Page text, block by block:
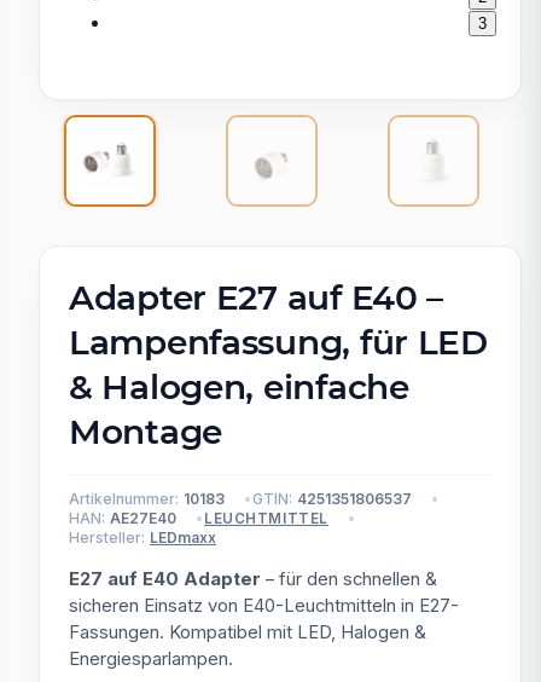
3
Adapter E27 auf E40 –
Lampenfassung, für LED
& Halogen, einfache
Montage
Artikelnummer: 10183 GTIN: 4251351806537
HAN: AE27E40 LEUCHTMITTEL
Hersteller: LEDmaxx
E27 auf E40 Adapter – für den schnellen &
sicheren Einsatz von E40-Leuchtmitteln in E27-
Fassungen. Kompatibel mit LED, Halogen &
Energiesparlampen.